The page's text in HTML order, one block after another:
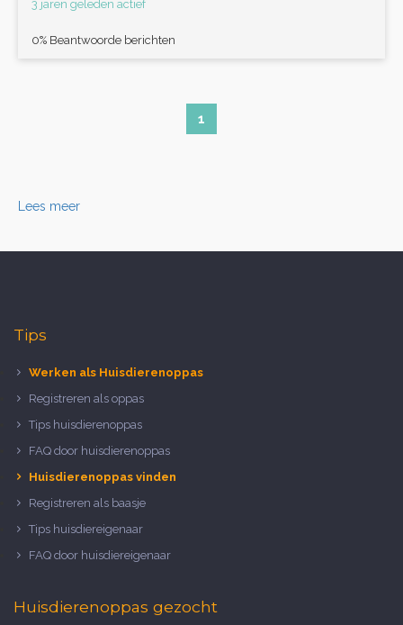
3 jaren geleden actief
0% Beantwoorde berichten
1
Lees meer
Tips
Werken als Huisdierenoppas
Registreren als oppas
Tips huisdierenoppas
FAQ door huisdierenoppas
Huisdierenoppas vinden
Registreren als baasje
Tips huisdiereigenaar
FAQ door huisdiereigenaar
Huisdierenoppas gezocht